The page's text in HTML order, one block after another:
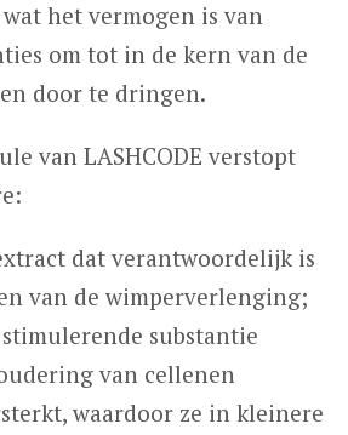
het vermogen is van
om tot in de kern van de
door te dringen.
van LASHCODE verstopt
dat verantwoordelijk is
van de wimperverlenging;
substantie
van cellenen
waardoor ze in kleinere